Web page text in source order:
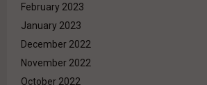
February 2023
January 2023
December 2022
November 2022
October 2022